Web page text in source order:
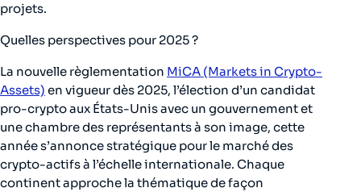
projets.
Quelles perspectives pour 2025 ?
La nouvelle règlementation MiCA (Markets in Crypto-
Assets) en vigueur dès 2025, l’élection d’un candidat
pro-crypto aux États-Unis avec un gouvernement et
une chambre des représentants à son image, cette
année s’annonce stratégique pour le marché des
crypto-actifs à l’échelle internationale. Chaque
continent approche la thématique de façon